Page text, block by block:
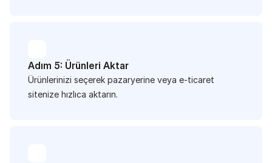
Adım 5: Ürünleri Aktar
Ürünlerinizi seçerek pazaryerine veya e-ticaret
sitenize hızlıca aktarın.